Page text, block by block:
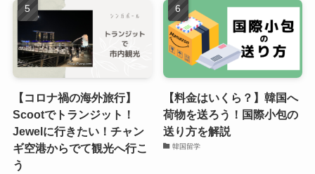
【コロナ禍の海外旅行】
Scootでトランジット！
Jewelに行きたい！チャン
ギ空港からでて観光へ行こ
う
【料金はいくら？】韓国へ
荷物を送ろう！国際小包の
送り方を解説
韓国留学